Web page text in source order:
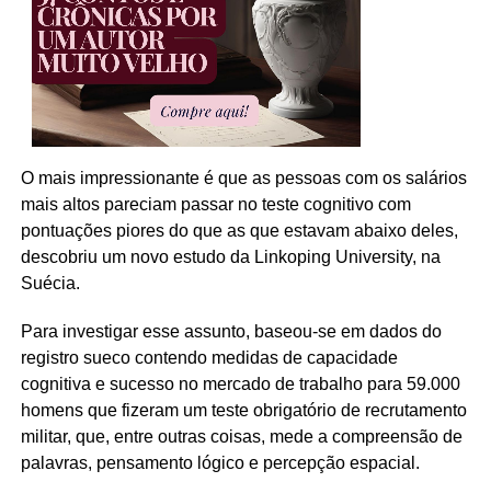
O mais impressionante é que as pessoas com os salários
mais altos pareciam passar no teste cognitivo com
pontuações piores do que as que estavam abaixo deles,
descobriu um novo estudo da Linkoping University, na
Suécia.
Para investigar esse assunto, baseou-se em dados do
registro sueco contendo medidas de capacidade
cognitiva e sucesso no mercado de trabalho para 59.000
homens que fizeram um teste obrigatório de recrutamento
militar, que, entre outras coisas, mede a compreensão de
palavras, pensamento lógico e percepção espacial.